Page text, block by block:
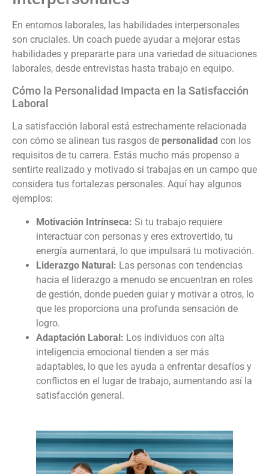
En entornos laborales, las habilidades interpersonales
son cruciales. Un coach puede ayudar a mejorar estas
habilidades y prepararte para una variedad de situaciones
laborales, desde entrevistas hasta trabajo en equipo.
Cómo la Personalidad Impacta en la Satisfacción
Laboral
La satisfacción laboral está estrechamente relacionada
con cómo se alinean tus rasgos de personalidad con los
requisitos de tu carrera. Estás mucho más propenso a
sentirte realizado y motivado si trabajas en un campo que
considera tus fortalezas personales. Aquí hay algunos
ejemplos:
Motivación Intrínseca: Si tu trabajo requiere
interactuar con personas y eres extrovertido, tu
energía aumentará, lo que impulsará tu motivación.
Liderazgo Natural: Las personas con tendencias
hacia el liderazgo a menudo se encuentran en roles
de gestión, donde pueden guiar y motivar a otros, lo
que les proporciona una profunda sensación de
logro.
Adaptación Laboral: Los individuos con alta
inteligencia emocional tienden a ser más
adaptables, lo que les ayuda a enfrentar desafíos y
conflictos en el lugar de trabajo, aumentando así la
satisfacción general.